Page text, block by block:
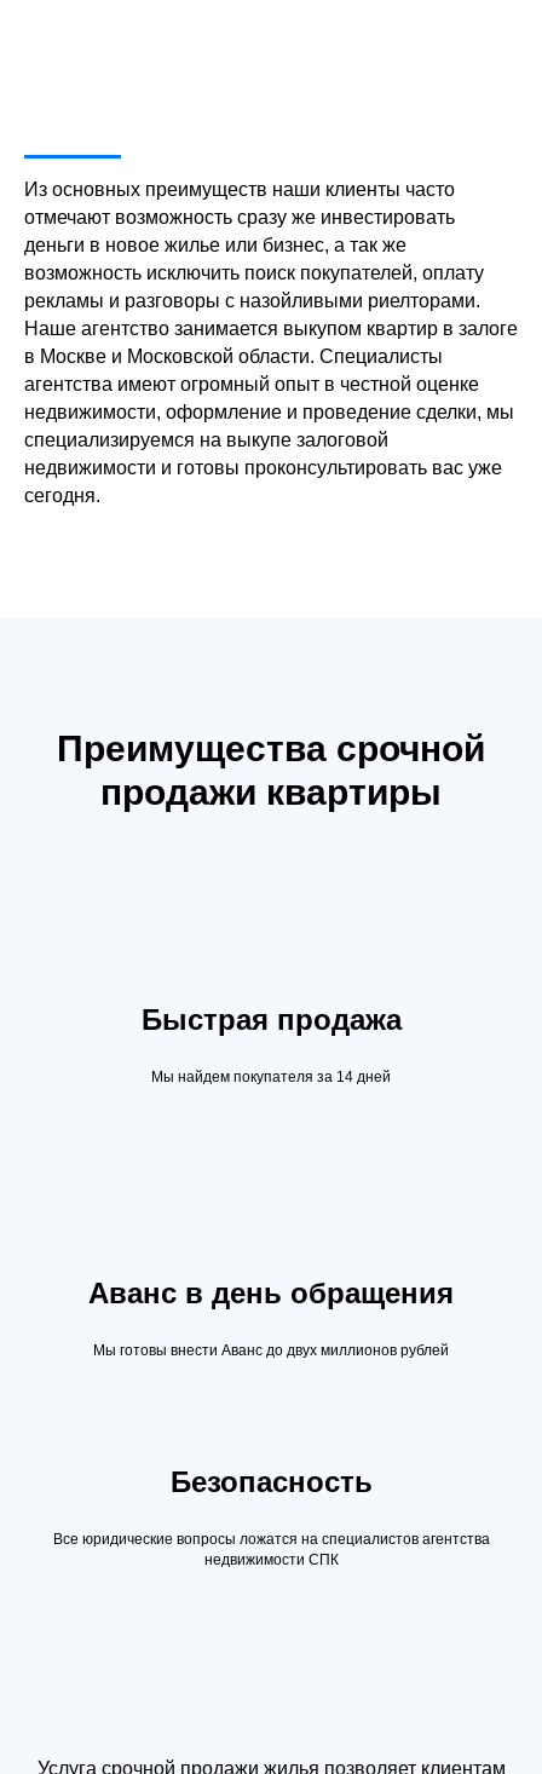
Из основных преимуществ наши клиенты часто
отмечают возможность сразу же инвестировать
деньги в новое жилье или бизнес, а так же
возможность исключить поиск покупателей, оплату
рекламы и разговоры с назойливыми риелторами.
Наше агентство занимается выкупом квартир в залоге
в Москве и Московской области. Специалисты
агентства имеют огромный опыт в честной оценке
недвижимости, оформление и проведение сделки, мы
специализируемся на выкупе залоговой
недвижимости и готовы проконсультировать вас уже
сегодня.
Преимущества срочной
продажи квартиры
Быстрая продажа
Мы найдем покупателя за 14 дней
Аванс в день обращения
Мы готовы внести Аванс до двух миллионов рублей
Безопасность
Все юридические вопросы ложатся на специалистов агентства
недвижимости СПК
Услуга срочной продажи жилья позволяет клиентам